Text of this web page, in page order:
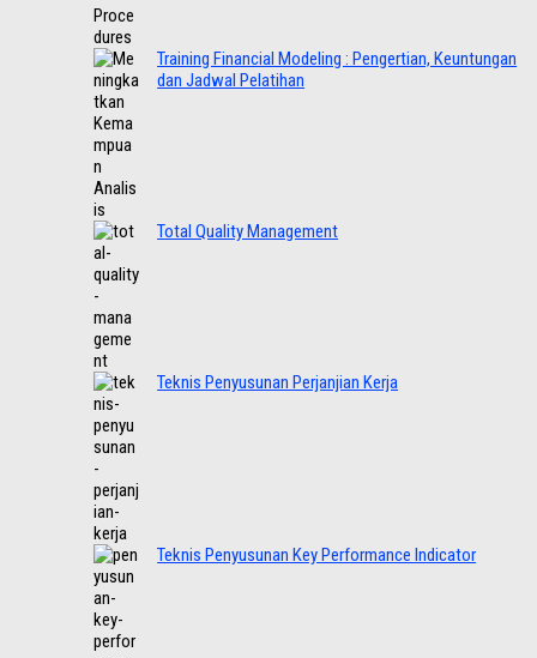
Training Financial Modeling : Pengertian, Keuntungan
dan Jadwal Pelatihan
Total Quality Management
Teknis Penyusunan Perjanjian Kerja
Teknis Penyusunan Key Performance Indicator